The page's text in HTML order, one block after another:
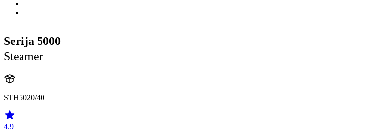
Serija 5000
Steamer
STH5020/40
4.9